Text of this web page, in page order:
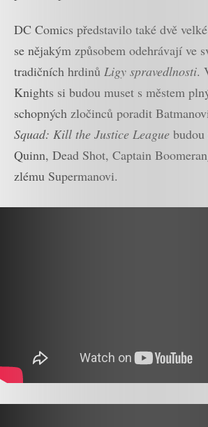
DC Comics představilo také dvě
se nějakým způsobem odehrávají ve
tradičních hrdinů Ligy spravedlnosti.
Knights si budou muset s městem
schopných zločinců poradit
Squad: Kill the Justice League budou
Quinn, Dead Shot, Captain
zlému Supermanovi.